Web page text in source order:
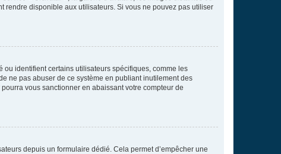
rendre disponible aux utilisateurs. Si vous ne pouvez pas utiliser
ou identifient certains utilisateurs spécifiques, comme les
ne pas abuser de ce système en publiant inutilement des
vous sanctionner en abaissant votre compteur de
depuis un formulaire dédié. Cela permet d’empêcher une